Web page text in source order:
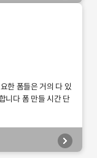
한 폼들은 거의 다 있
니다 폼 만들 시간 단